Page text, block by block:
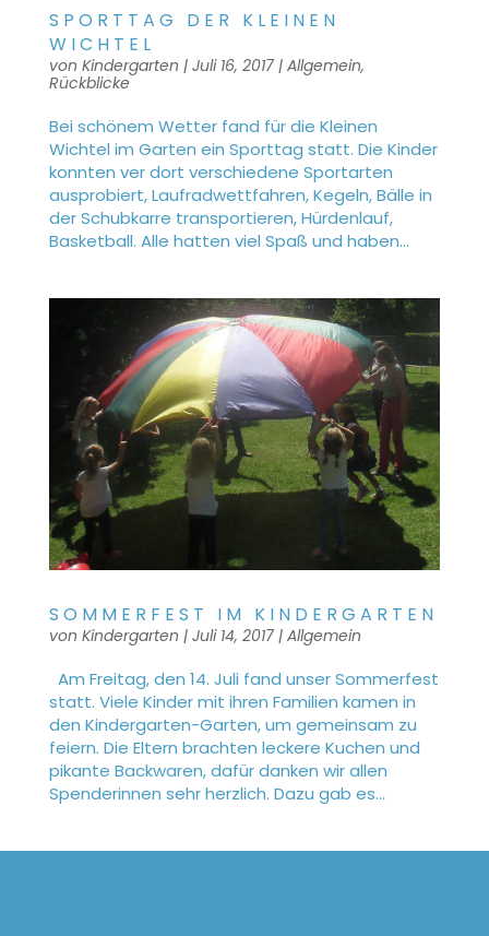
SPORTTAG DER KLEINEN
WICHTEL
von Kindergarten | Juli 16, 2017| Allgemein,
Rückblicke
Bei schönem Wetter fand für die Kleinen
Wichtel im Garten ein Sporttag statt. Die Kinder
konnten ver dort verschiedene Sportarten
ausprobiert, Laufradwettfahren, Kegeln, Bälle in
der Schubkarre transportieren, Hürdenlauf,
Basketball. Alle hatten viel Spaß und haben...
SOMMERFEST IM KINDERGARTEN
von Kindergarten | Juli 14, 2017| Allgemein
Am Freitag, den 14. Juli fand unser Sommerfest
statt. Viele Kinder mit ihren Familien kamen in
den Kindergarten-Garten, um gemeinsam zu
feiern. Die Eltern brachten leckere Kuchen und
pikante Backwaren, dafür danken wir allen
Spenderinnen sehr herzlich. Dazu gab es...